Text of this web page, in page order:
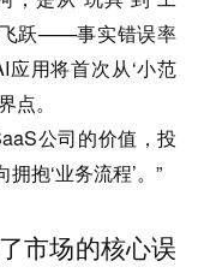
飞跃——事实错误率
用将首次从‘小范
点。
公司的价值，投
抱‘业务流程’。”
市场的核心误